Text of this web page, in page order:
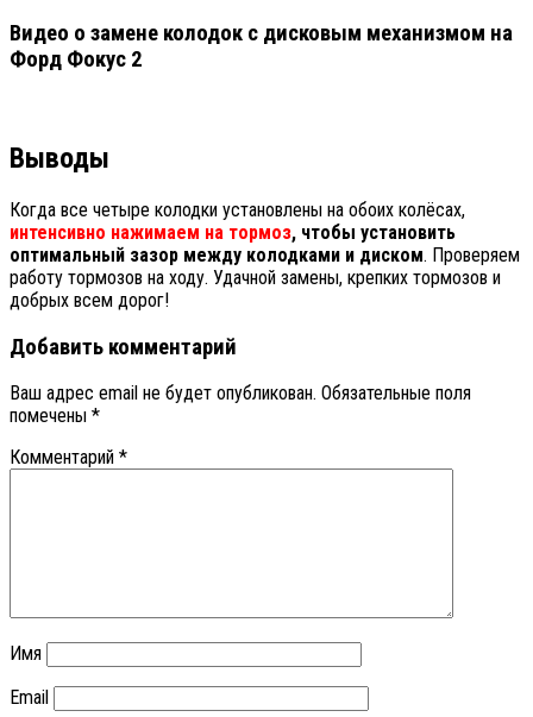
Видео о замене колодок с дисковым механизмом на
Форд Фокус 2
Выводы
Когда все четыре колодки установлены на обоих колёсах,
интенсивно нажимаем на тормоз, чтобы установить
оптимальный зазор между колодками и диском. Проверяем
работу тормозов на ходу. Удачной замены, крепких тормозов и
добрых всем дорог!
Добавить комментарий
Ваш адрес email не будет опубликован. Обязательные поля
помечены *
Комментарий *
Имя
Email